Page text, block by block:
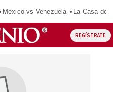
México vs Venezuela La Casa de
REGÍSTRATE